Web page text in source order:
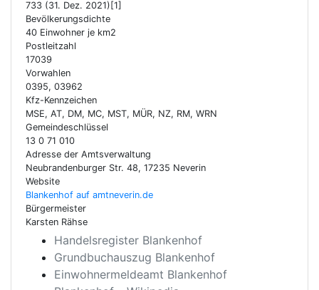
733 (31. Dez. 2021)[1]
Bevölkerungsdichte
40 Einwohner je km2
Postleitzahl
17039
Vorwahlen
0395, 03962
Kfz-Kennzeichen
MSE, AT, DM, MC, MST, MÜR, NZ, RM, WRN
Gemeindeschlüssel
13 0 71 010
Adresse der Amtsverwaltung
Neubrandenburger Str. 48, 17235 Neverin
Website
Blankenhof auf amtneverin.de
Bürgermeister
Karsten Rähse
Handelsregister Blankenhof
Grundbuchauszug Blankenhof
Einwohnermeldeamt Blankenhof